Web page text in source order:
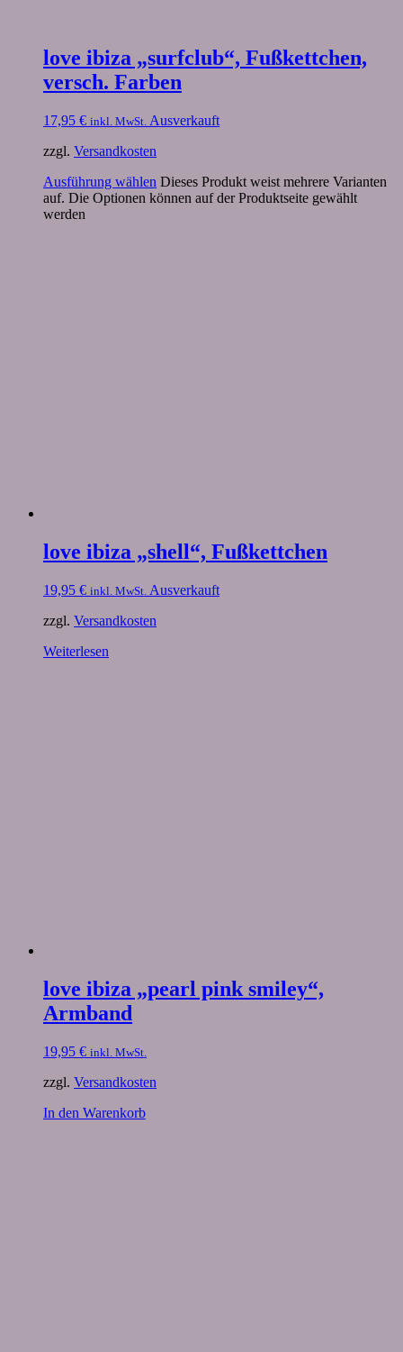
love ibiza „surfclub“, Fußkettchen,
versch. Farben
17,95 € inkl. MwSt. Ausverkauft
zzgl. Versandkosten
Ausführung wählen Dieses Produkt weist mehrere Varianten
auf. Die Optionen können auf der Produktseite gewählt
werden
love ibiza „shell“, Fußkettchen
19,95 € inkl. MwSt. Ausverkauft
zzgl. Versandkosten
Weiterlesen
love ibiza „pearl pink smiley“,
Armband
19,95 € inkl. MwSt.
zzgl. Versandkosten
In den Warenkorb